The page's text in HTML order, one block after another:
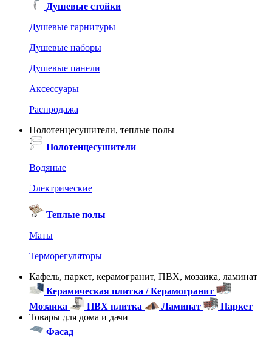
Душевые стойки
Душевые гарнитуры
Душевые наборы
Душевые панели
Аксессуары
Распродажа
Полотенцесушители, теплые полы
Полотенцесушители
Водяные
Электрические
Теплые полы
Маты
Терморегуляторы
Кафель, паркет, керамогранит, ПВХ, мозаика, ламинат
Керамическая плитка / Керамогранит
Мозаика
ПВХ плитка Ламинат
Паркет
Товары для дома и дачи
Фасад